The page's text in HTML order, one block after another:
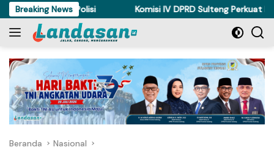
Langsung
ke
konten
Breaking News
Ditahan Polisi Komisi IV DPRD Sulteng Perkuat Perda
Beranda Nasional